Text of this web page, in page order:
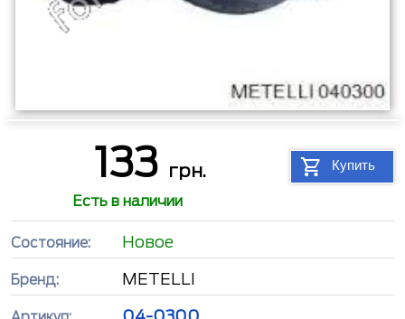
133 грн. Купить
Есть в наличии
Состояние: Новое
Бренд: METELLI